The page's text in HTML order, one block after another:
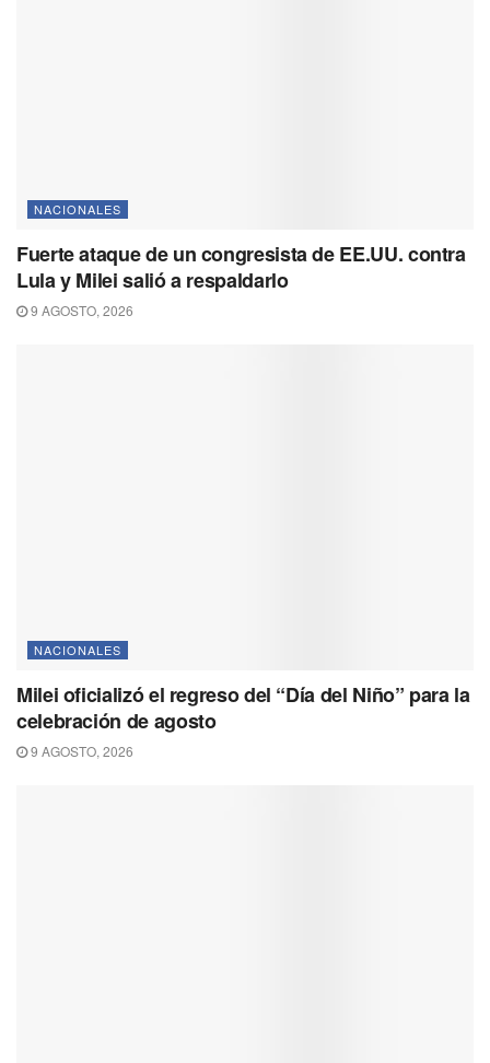
NACIONALES
Fuerte ataque de un congresista de EE.UU. contra
Lula y Milei salió a respaldarlo
9 AGOSTO, 2026
NACIONALES
Milei oficializó el regreso del “Día del Niño” para la
celebración de agosto
9 AGOSTO, 2026